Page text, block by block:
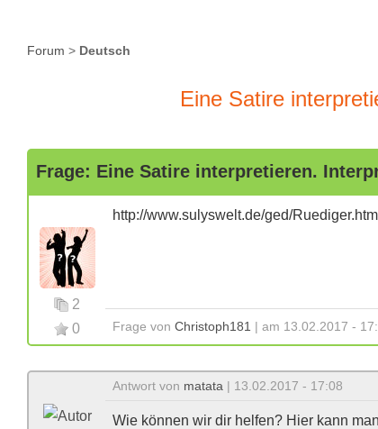
Forum > Deutsch
Eine Satire
Frage: Eine Satire interpretieren.
2
0
http://www.sulyswelt.de/ged/Ruediger.htm
Frage von Christoph181 | am 13.02.2017 -
Antwort von matata | 13.02.2017 - 17:08
Wie können wir dir helfen? Hier kann